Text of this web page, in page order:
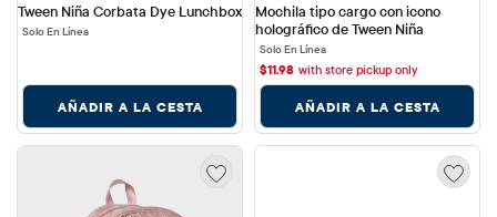
Tween Niña Corbata Dye Lunchbox
Solo En Línea
AÑADIR A LA CESTA
Mochila tipo cargo con icono
holográfico de Tween Niña
Solo En Línea
$11.98 with store pickup only
AÑADIR A LA CESTA